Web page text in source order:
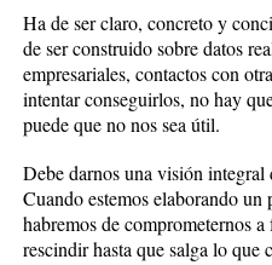
Ha de ser claro, concreto y
de ser construido sobre datos
empresariales, contactos con
intentar conseguirlos, no hay
puede que no nos sea útil.
Debe darnos una visión
Cuando estemos elaborando
habremos de comprometernos
rescindir hasta que salga lo que